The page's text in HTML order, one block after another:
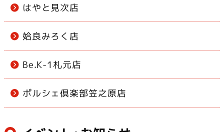
はやと見次店
姶良みろく店
Be.K-1札元店
ポルシェ倶楽部笠之原店